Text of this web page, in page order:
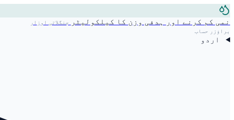
نمی کم کرنے اور ہدفی وزن کا کیلکولیٹر
جنگلاتی اوزار
براؤزر حساب
اردو